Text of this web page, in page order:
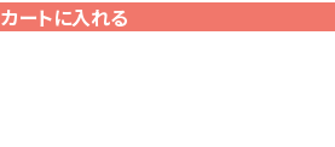
カートに入れる